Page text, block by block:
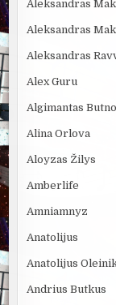
Aleksandras
Aleksandras
Aleksandras
Alex Guru
Algimantas
Alina Orlova
Aloyzas Žilys
Amberlife
Amniamnyz
Anatolijus
Anatolijus
Andrius Butkus